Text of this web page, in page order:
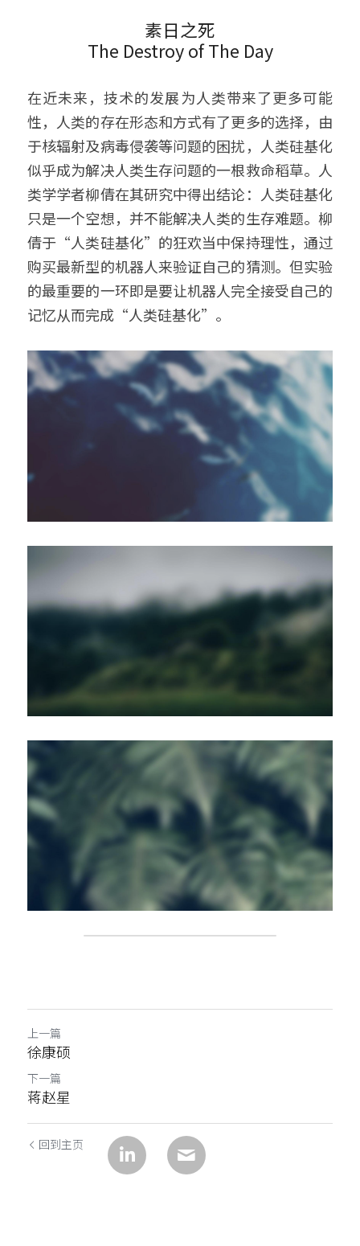
素日之死
The Destroy of The Day
在近未来，技术的发展为人类带来了更多可能
性，人类的存在形态和方式有了更多的选择，由
于核辐射及病毒侵袭等问题的困扰，人类硅基化
似乎成为解决人类生存问题的一根救命稻草。人
类学学者柳倩在其研究中得出结论：人类硅基化
只是一个空想，并不能解决人类的生存难题。柳
倩于“人类硅基化”的狂欢当中保持理性，通过
购买最新型的机器人来验证自己的猜测。但实验
的最重要的一环即是要让机器人完全接受自己的
记忆从而完成“人类硅基化”。
上一篇
徐康硕
下一篇
蒋赵星
回到主页